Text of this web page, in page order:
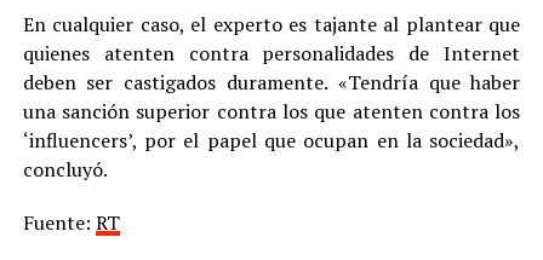
En cualquier caso, el experto es tajante al plantear que
quienes atenten contra personalidades de Internet
deben ser castigados duramente. «Tendría que haber
una sanción superior contra los que atenten contra los
‘influencers’, por el papel que ocupan en la sociedad»,
concluyó.
Fuente: RT